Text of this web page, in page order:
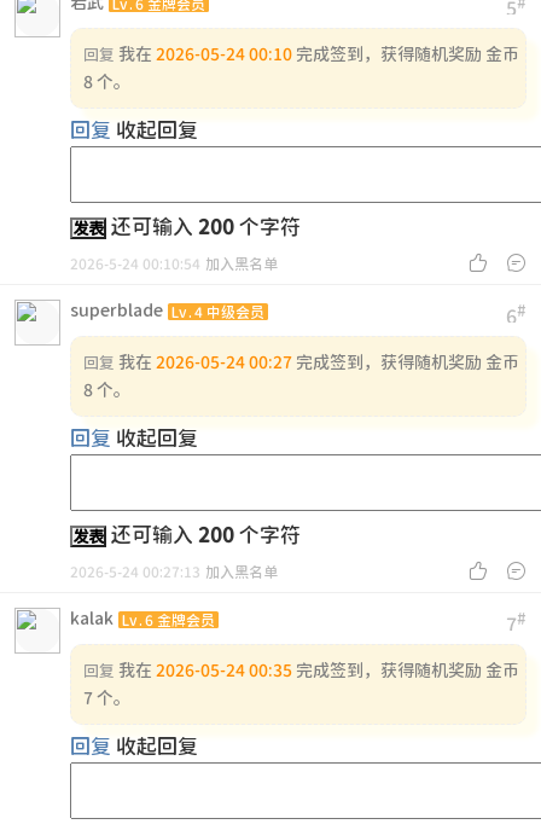
5
Lv.6 金牌会员
回复 我在 2026-05-24 00:10 完成签到，获得随机奖励 金币
8 个。
回复 收起回复
发表 还可输入 200 个字符
 
2026-5-24 00:10:54 加入黑名单
6#
superblade Lv.4 中级会员
回复 我在 2026-05-24 00:27 完成签到，获得随机奖励 金币
8 个。
回复 收起回复
发表 还可输入 200 个字符
 
2026-5-24 00:27:13 加入黑名单
7#
kalak Lv.6 金牌会员
回复 我在 2026-05-24 00:35 完成签到，获得随机奖励 金币
7 个。
回复 收起回复